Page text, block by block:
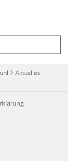
Aktuelles